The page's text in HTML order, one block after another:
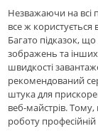
Незважаючи на всі
все ж користується
Багато підказок,
зображень та інших
швидкості
рекомендований
штука для
веб-майстрів.
роботу професійній